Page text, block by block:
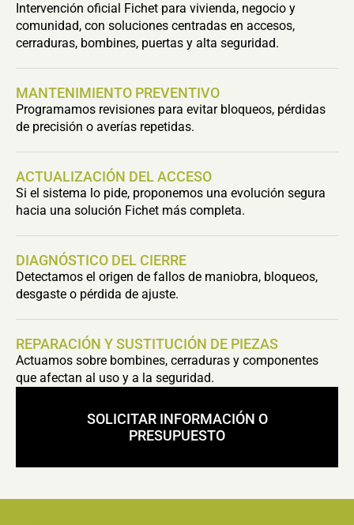
Intervención oficial Fichet para vivienda, negocio y
comunidad, con soluciones centradas en accesos,
cerraduras, bombines, puertas y alta seguridad.
MANTENIMIENTO PREVENTIVO
Programamos revisiones para evitar bloqueos, pérdidas
de precisión o averías repetidas.
ACTUALIZACIÓN DEL ACCESO
Si el sistema lo pide, proponemos una evolución segura
hacia una solución Fichet más completa.
DIAGNÓSTICO DEL CIERRE
Detectamos el origen de fallos de maniobra, bloqueos,
desgaste o pérdida de ajuste.
REPARACIÓN Y SUSTITUCIÓN DE PIEZAS
Actuamos sobre bombines, cerraduras y componentes
que afectan al uso y a la seguridad.
SOLICITAR INFORMACIÓN O
PRESUPUESTO